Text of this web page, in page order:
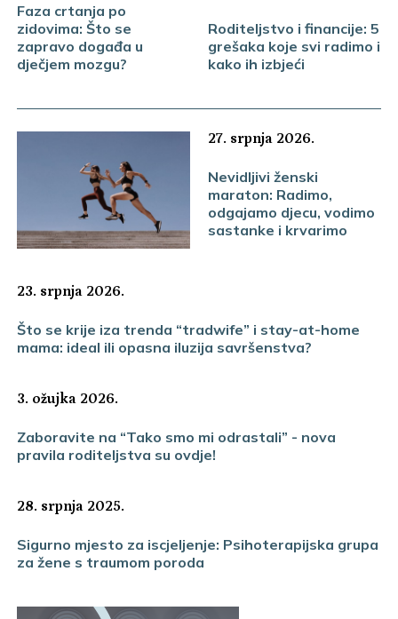
23. srpnja 2026.
Što se krije iza trenda “tradwife” i stay-at-home
mama: ideal ili opasna iluzija savršenstva?
3. ožujka 2026.
Zaboravite na “Tako smo mi odrastali” - nova
pravila roditeljstva su ovdje!
28. srpnja 2025.
Sigurno mjesto za iscjeljenje: Psihoterapijska grupa
za žene s traumom poroda
Faza crtanja po
zidovima: Što se
zapravo događa u
dječjem mozgu?
Roditeljstvo i financije: 5
grešaka koje svi radimo i
kako ih izbjeći
27. srpnja 2026.
Nevidljivi ženski
maraton: Radimo,
odgajamo djecu, vodimo
sastanke i krvarimo